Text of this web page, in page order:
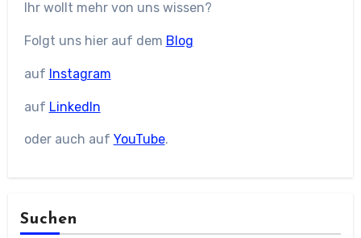
Ihr wollt mehr von uns wissen?
Folgt uns hier auf dem Blog
auf Instagram
auf LinkedIn
oder auch auf YouTube.
Suchen